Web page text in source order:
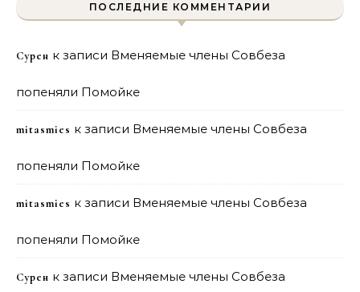
ПОСЛЕДНИЕ КОММЕНТАРИИ
Сурен к записи Вменяемые члены Совбеза
попеняли Помойке
mitasmies к записи Вменяемые члены Совбеза
попеняли Помойке
mitasmies к записи Вменяемые члены Совбеза
попеняли Помойке
Сурен к записи Вменяемые члены Совбеза